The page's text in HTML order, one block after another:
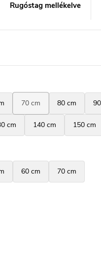
Rugóstag mellékelve